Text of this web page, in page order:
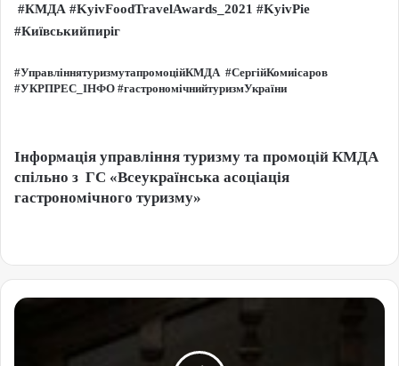
#КМДА #KyivFoodTravelAwards_2021 #KyivPie
#Київськийпиріг
#УправліннятуризмутапромоційКМДА #СергійКомиісаров
#УКРПРЕС_ІНФО #гастрономічнийтуризмУкраїни
Інформація управління туризму та промоцій КМДА
спільно з ГС «Всеукраїнська асоціація
гастрономічного туризму»